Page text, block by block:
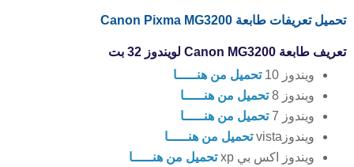
تحميل تعريفات طابعة Canon Pixma MG3200
تعريف طابعة Canon MG3200 لويندوز 32 بت
ويندوز 10
تحميل من هنـــــا
ويندوز 8
تحميل من هنـــــا
ويندوز 7
تحميل من هنـــــا
ويندوزvista
تحميل من هنـــــا
ويندوز اكس بي xp
تحميل من هنـــــا